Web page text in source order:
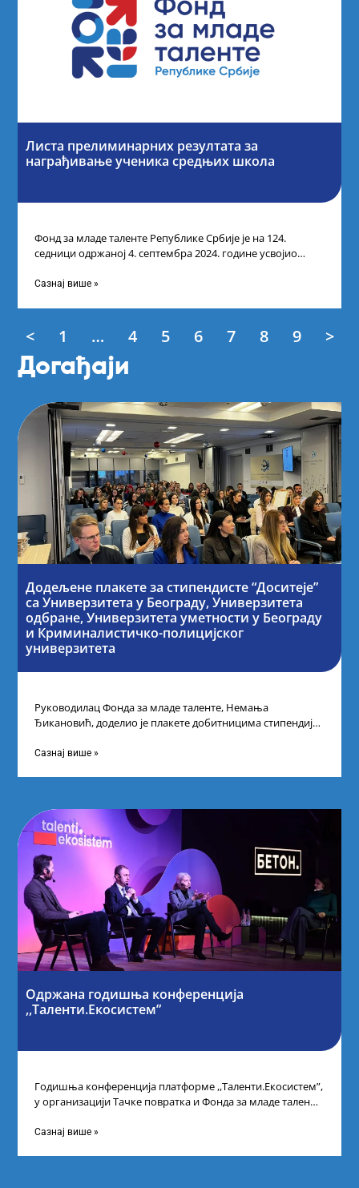
Листа прелиминарних резултата за
награђивање ученика средњих школа
Фонд за младе таленте Републике Србије је на 124.
седници одржаној 4. септембра 2024. године усвојио
Сазнај више »
< 1 … 4 5 6 7 8 9 >
Догађаји
Додељене плакете за стипендисте “Доситеје”
са Универзитета у Београду, Универзитета
одбране, Универзитета уметности у Београду
и Криминалистичко-полицијског
универзитета
Руководилац Фонда за младе таленте, Немања
Ђикановић, доделио је плакете добитницима стипендије
технолошком парку
Сазнај више »
Одржана годишња конференција
,,Таленти.Екосистем”
Годишња конференција платформе ,,Таленти.Екосистем”,
у организацији Тачке повратка и Фонда за младе таленте
Сазнај више »